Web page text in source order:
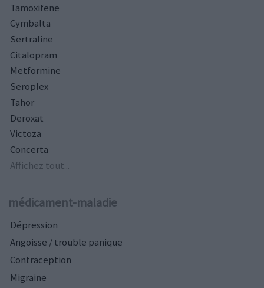
Tamoxifene
Cymbalta
Sertraline
Citalopram
Metformine
Seroplex
Tahor
Deroxat
Victoza
Concerta
Affichez tout...
médicament-maladie
Dépression
Angoisse / trouble panique
Contraception
Migraine